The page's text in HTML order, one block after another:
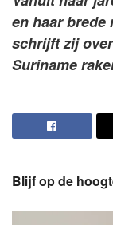
en haar
schrijft zij
Suriname
Blijf op de